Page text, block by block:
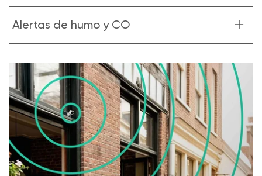
cuando detecta alguno.
Supervise áreas específicas en busca de movimiento para
que solo reciba notificaciones cuando sea importante.
Alertas de humo y CO
detecta una alarma de humo o CO. Wyze Cam graba un
video durante ese tiempo.